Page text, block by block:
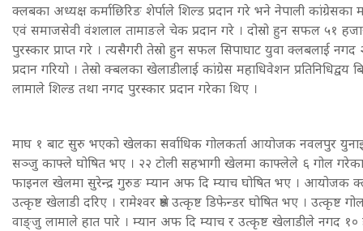
क्लबका अध्यक्ष कर्माछिरिङ शेर्पाले शिल्ड प्रदान गरे भने नेपाली कांग्रेसका
एवं समाजसेवी वंशलाल तामाङले चेक प्रदान गरे । दोस्रो हुन सफल ५१
पुरस्कार प्राप्त गरे । त्यसैगरी तेस्रो हुन सफल सिपाघाट युवा क्लबलाई
प्रदान गरियो । तेस्रो क्बलका खेलाडीलाई कांग्रेस महाधिवेशन प्रतिनिधिद्वय
लामाले शिल्ड तथा नगद पुरस्कार प्रदान गरेका थिए ।
माघ १ बाट सुरु भएको खेलका सर्वाधिक गोलकर्ता आयोजक नवलपुर
सञ्जु काफ्ले घोषित भए । २२ टोली सहभागी खेलमा काफ्लेले ६ गोल गरेका
फाइनल खेलमा सुरेन्द्र गुरुङ म्यान अफ दि म्याच घोषित भए । आयोजक
उत्कृष्ट खेलाडी दरिए । रामेश्वर श्रेष्ठ उत्कृष्ट डिफेन्डर घोषित भए । उत्कृष्ट
वाङ्जु लामाले हात पारे । म्यान अफ दि म्याच र उत्कृष्ट खेलाडीले नगद १०